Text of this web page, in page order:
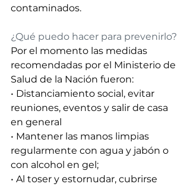
contaminados.
¿Qué puedo hacer para prevenirlo?
Por el momento las medidas
recomendadas por el Ministerio de
Salud de la Nación fueron:
• Distanciamiento social, evitar
reuniones, eventos y salir de casa
en general
• Mantener las manos limpias
regularmente con agua y jabón o
con alcohol en gel;
• Al toser y estornudar, cubrirse